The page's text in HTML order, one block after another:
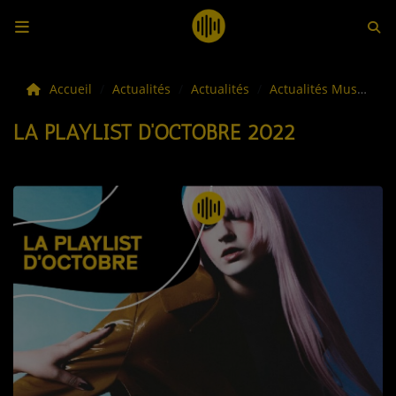
LES ACTUS
LA MUSIQUE
C'ÉTAIT QUOI CE TITRE ?
LES WEBRADIOS
LES EMISSIONS
LA GRILLE DES PROGRAMMES
TOUTES LES ÉMISSIONS
Accueil Actualités Actualités Actualités Musicales
LA PLAYLIST D'OCTOBRE 2022